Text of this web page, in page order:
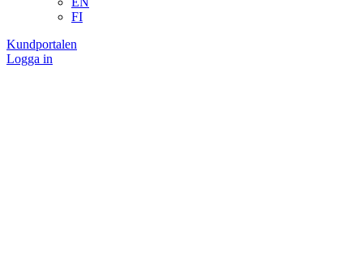
FI
Kundportalen
Logga in